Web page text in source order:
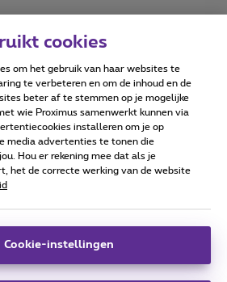
Accessibility statement
© Proximus
consumenteninfo
en wordt beheerd conform het
- B-1030 Brussel.
cookies
om het gebruik van haar websites te
te verbeteren en om de inhoud en de
beter af te stemmen op je mogelijke
wie Proximus samenwerkt kunnen via
installeren om je op
media advertenties te tonen die
Hou er rekening mee dat als je
het de correcte werking van de website
Cookie-instellingen